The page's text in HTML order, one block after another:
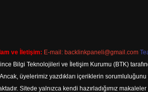
ve İletişim: E-mail: backlinkpaneli@gmail.com
Bilgi Teknolojileri ve İletişim Kurumu (BTK)
üyelerimiz yazdıkları içeriklerin
Sitede yalnızca kendi hazırladığımız